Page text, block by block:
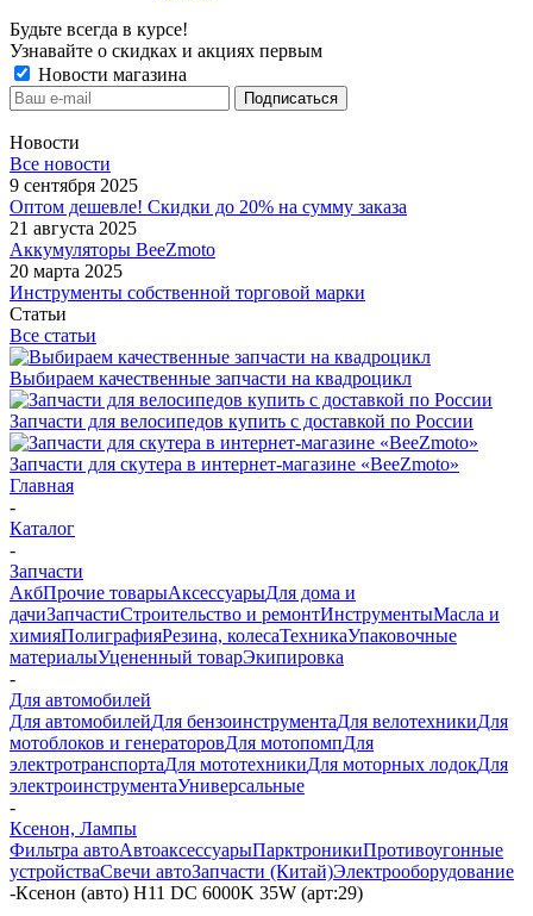
Будьте всегда в курсе!
Узнавайте о скидках и акциях первым
Новости магазина
Новости
Все новости
9 сентября 2025
Оптом дешевле! Скидки до 20% на сумму заказа
21 августа 2025
Аккумуляторы BeeZmoto
20 марта 2025
Инструменты собственной торговой марки
Статьи
Все статьи
Выбираем качественные запчасти на квадроцикл
Запчасти для велосипедов купить с доставкой по России
Запчасти для скутера в интернет-магазине «BeeZmoto»
Главная
-
Каталог
-
Запчасти
АкбПрочие товарыАксессуарыДля дома и
дачиЗапчастиСтроительство и ремонтИнструментыМасла и
химияПолиграфияРезина, колесаТехникаУпаковочные
материалыУцененный товарЭкипировка
-
Для автомобилей
Для автомобилейДля бензоинструментаДля велотехникиДля
мотоблоков и генераторовДля мотопомпДля
электротранспортаДля мототехникиДля моторных лодокДля
электроинструментаУниверсальные
-
Ксенон, Лампы
Фильтра автоАвтоаксессуарыПарктроникиПротивоугонные
устройстваСвечи автоЗапчасти (Китай)Электрооборудование
-Ксенон (авто) H11 DC 6000K 35W (арт:29)